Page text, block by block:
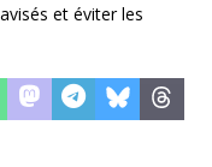
et éviter les